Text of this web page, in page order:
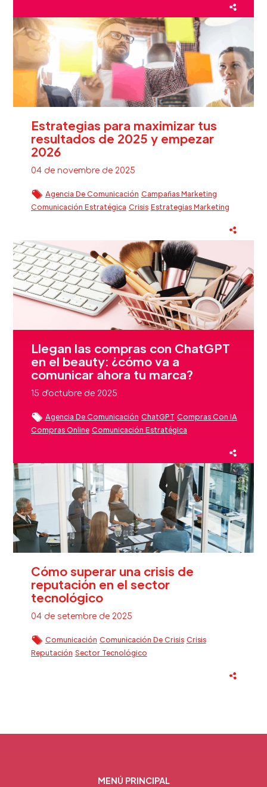
Liderazgo
Reputación Reputación De Marca
Reputación Marca
Estrategias para maximizar tus
resultados de 2025 y empezar
2026
04 de novembre de 2025
Agencia De Comunicación Campañas Marketing
Comunicación Estratégica Crisis Estrategias Marketing
Sector Beauty
Llegan las compras con ChatGPT
en el beauty: ¿cómo va a
comunicar ahora tu marca?
15 d'octubre de 2025
Agencia De Comunicación ChatGPT Compras Con IA
Compras Online Comunicación Estratégica
Cómo superar una crisis de
reputación en el sector
tecnológico
04 de setembre de 2025
Comunicación Comunicación De Crisis Crisis
Reputación Sector Tecnológico
MENÚ PRINCIPAL